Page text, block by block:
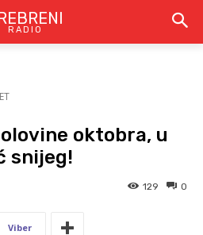
RADIO
oktobra, u
snijeg!
0
129
Viber